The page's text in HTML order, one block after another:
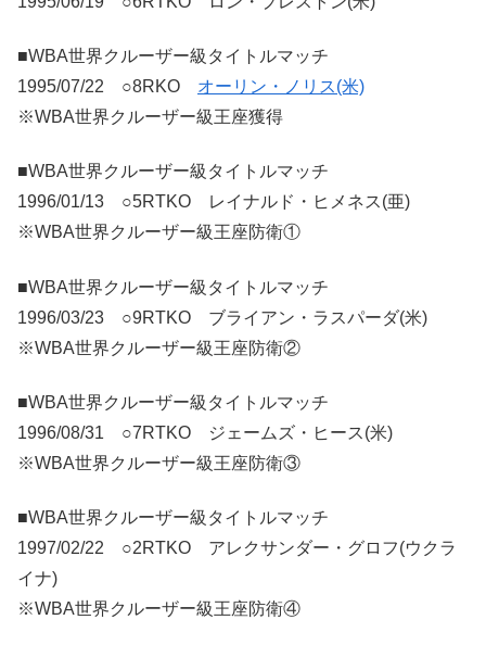
■WBA世界クルーザー級タイトルマッチ
1995/07/22 ○8RKO オーリン・ノリス(米)
※WBA世界クルーザー級王座獲得
■WBA世界クルーザー級タイトルマッチ
1996/01/13 ○5RTKO レイナルド・ヒメネス(亜)
※WBA世界クルーザー級王座防衛①
■WBA世界クルーザー級タイトルマッチ
1996/03/23 ○9RTKO ブライアン・ラスパーダ(米)
※WBA世界クルーザー級王座防衛②
■WBA世界クルーザー級タイトルマッチ
1996/08/31 ○7RTKO ジェームズ・ヒース(米)
※WBA世界クルーザー級王座防衛③
■WBA世界クルーザー級タイトルマッチ
1997/02/22 ○2RTKO アレクサンダー・グロフ(ウクラ
イナ)
※WBA世界クルーザー級王座防衛④